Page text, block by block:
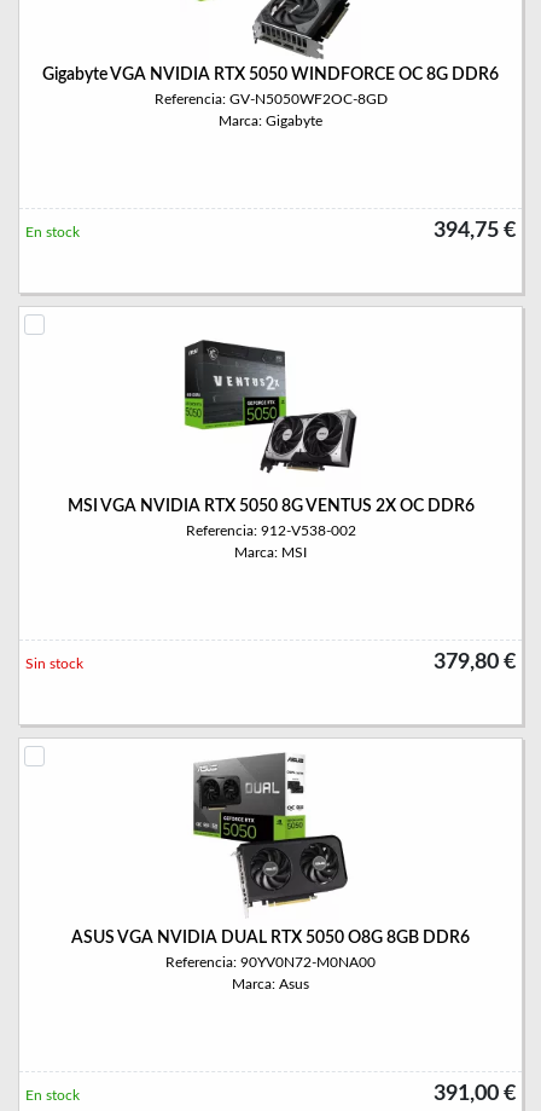
Gigabyte VGA NVIDIA RTX 5050 WINDFORCE OC 8G DDR6
Referencia: GV-N5050WF2OC-8GD
Marca: Gigabyte
394,75 €
En stock
MSI VGA NVIDIA RTX 5050 8G VENTUS 2X OC DDR6
Referencia: 912-V538-002
Marca: MSI
379,80 €
Sin stock
ASUS VGA NVIDIA DUAL RTX 5050 O8G 8GB DDR6
Referencia: 90YV0N72-M0NA00
Marca: Asus
391,00 €
En stock